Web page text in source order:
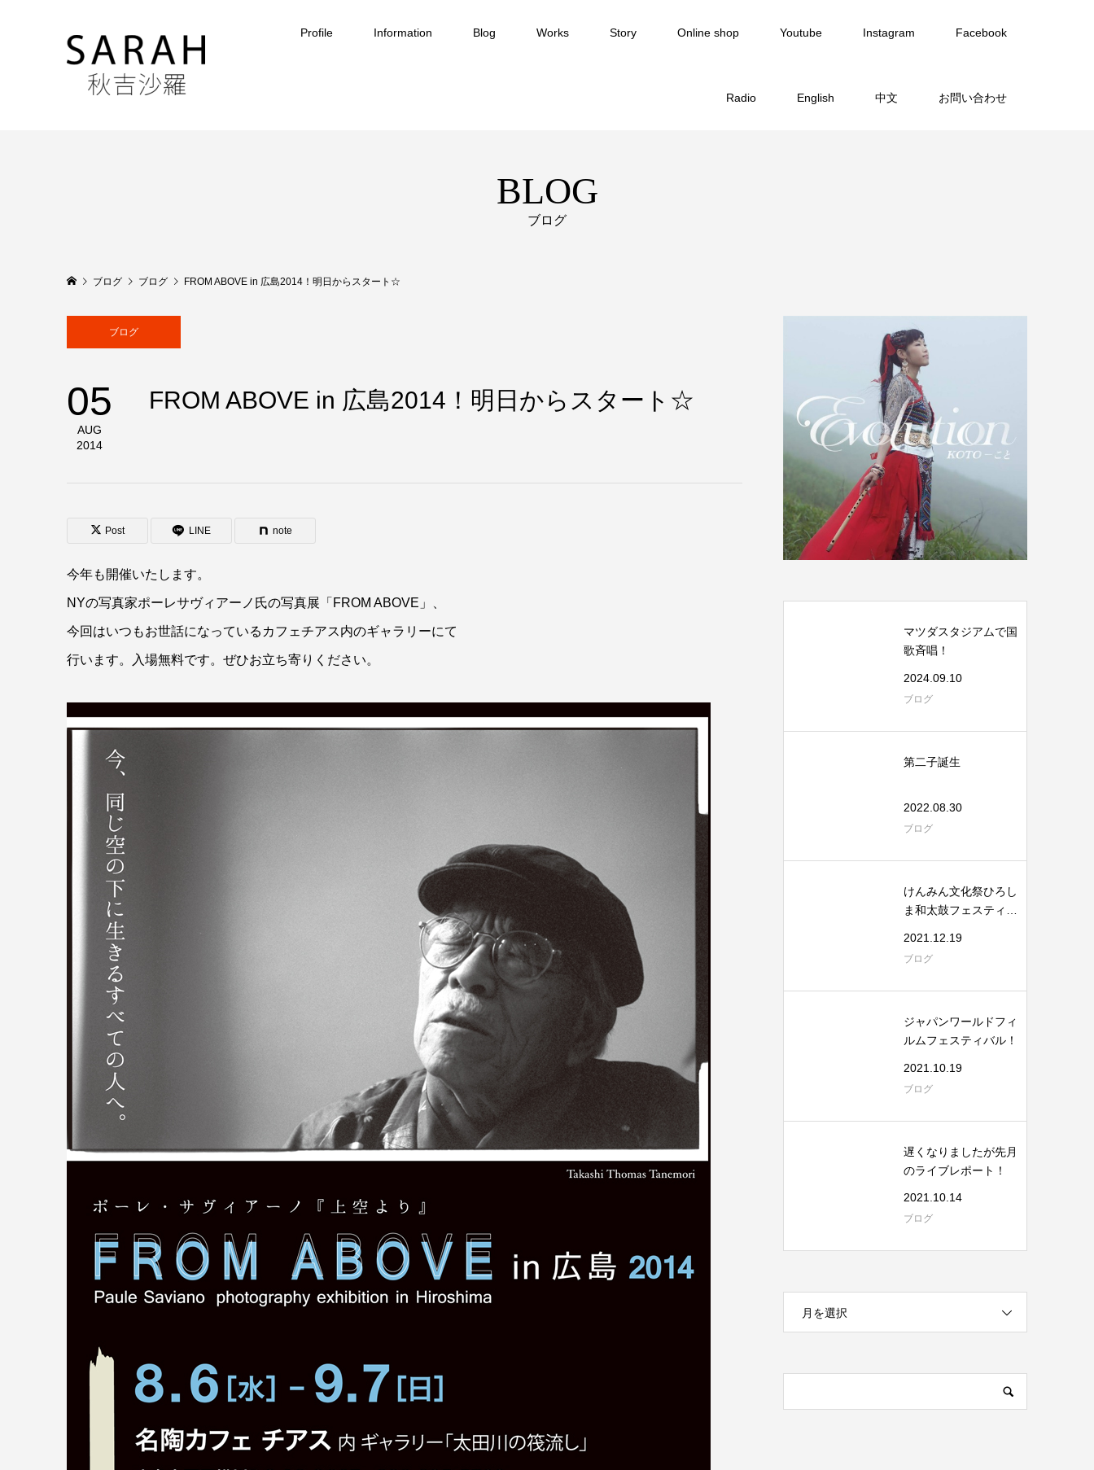
Profile Information Blog Works Story Online shop Youtube Instagram Facebook
Radio English 中文 お問い合わせ
BLOG
ブログ
ブログ ブログ FROM ABOVE in 広島2014！明日からスタート☆
ブログ
05
AUG
2014
FROM ABOVE in 広島2014！明日からスタート☆
Post LINE note
今年も開催いたします。
NYの写真家ポーレサヴィアーノ氏の写真展「FROM ABOVE」、
今回はいつもお世話になっているカフェチアス内のギャラリーにて
行います。入場無料です。ぜひお立ち寄りください。
マツダスタジアムで国
歌斉唱！
2024.09.10
ブログ
第二子誕生
2022.08.30
ブログ
けんみん文化祭ひろし
ま和太鼓フェスティバ
2021.12.19
ブログ
ジャパンワールドフィ
ルムフェスティバル！
2021.10.19
ブログ
遅くなりましたが先月
のライブレポート！
2021.10.14
ブログ
月を選択